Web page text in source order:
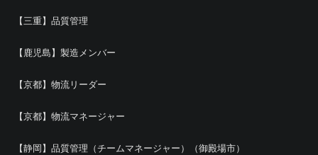
【三重】品質管理
【鹿児島】製造メンバー
【京都】物流リーダー
【京都】物流マネージャー
【静岡】品質管理（チームマネージャー）（御殿場市）